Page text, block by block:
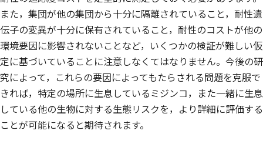
また，集団が他の集団から十分に隔離されていること，耐性遺
伝子の変異が十分に保有されていること，耐性のコストが他の
環境要因に影響されないことなど，いくつかの検証が難しい仮
定に基づいていることに注意しなくてはなりません。今後の研
究によって，これらの要因によってもたらされる問題を克服で
きれば，特定の場所に生息しているミジンコ，また一緒に生息
している他の生物に対する生態リスクを，より詳細に評価する
ことが可能になると期待されます。